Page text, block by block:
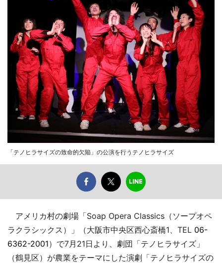
「テノヒラサイズの致命的欠陥」の公演を行うテノヒラサイズ
アメリカ村の劇場「Soap Opera Classics（ソープオペ
ラクラシックス）」（大阪市中央区西心斎橋1、TEL 06-
6362-2001）で7月21日より、劇団「テノヒラサイズ」
（鶴見区）が農業をテーマにした演劇「テノヒラサイズの